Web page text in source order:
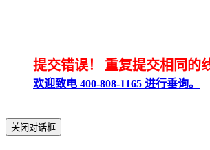
提交错误！ 重复提交相同的
欢迎致电 400-808-1165 进行垂询。
关闭对话框